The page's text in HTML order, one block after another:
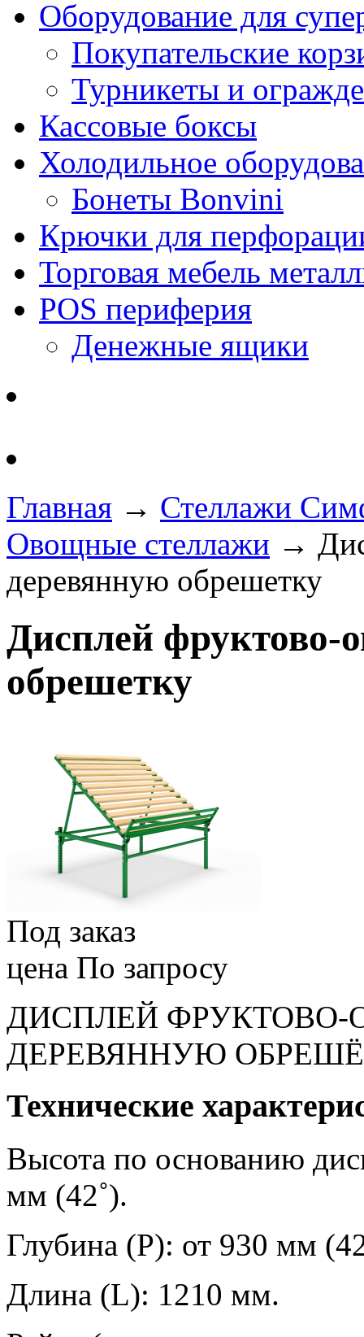
Оборудование для
Покупательские
Турникеты и
Кассовые боксы
Холодильное
Бонеты Bonvini
Крючки для
Торговая мебель
POS периферия
Денежные ящики
Главная → Стеллажи
Овощные стеллажи →
деревянную обрешетку
Дисплей фруктово-
обрешетку
Под заказ
цена По запросу
ДИСПЛЕЙ
ДЕРЕВЯННУЮ
Технические
Высота по основанию
мм (42˚).
Глубина (Р): от 930 мм
Длина (L): 1210 мм.